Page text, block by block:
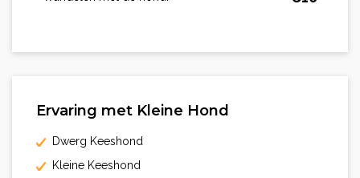
Ervaring met Kleine Hond
Dwerg Keeshond
Kleine Keeshond